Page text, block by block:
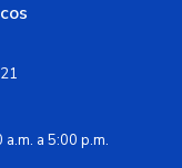
a 5:00 p.m.